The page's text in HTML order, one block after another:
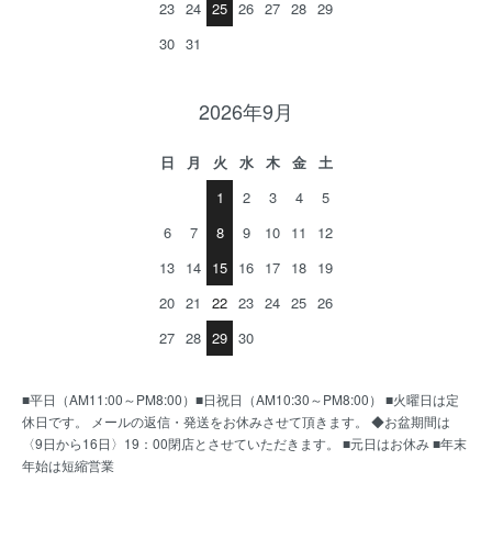
23 24 25 26 27 28 29
30 31
2026年9月
日 月 火 水 木 金
土
1
2 3 4
5
6
7 8 9 10 11
12
13 14 15 16 17 18 19
20 21 22 23 24 25 26
27 28 29 30
■平日（AM11:00～PM8:00）■日祝日（AM10:30～PM8:00） ■火曜日は定
休日です。 メールの返信・発送をお休みさせて頂きます。 ◆お盆期間は
〈9日から16日〉19：00閉店とさせていただきます。 ■元日はお休み ■年末
年始は短縮営業